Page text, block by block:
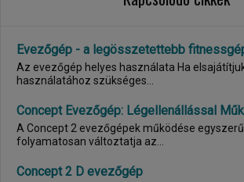
Evezőgép - a legösszetettebb
Az evezőgép helyes használata Ha elsajátítjuk az evezőpad
használatához szükséges...
Concept Evezőgép: Légellenállással
A Concept 2 evezőgépek működése
folyamatosan változtatja az...
Concept 2 D evezőgép